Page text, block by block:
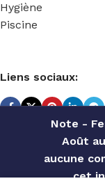
Note -
Août
aucune
cet
Hygiène
Piscine
Liens sociaux:
TECHNIDOSE
CANNE